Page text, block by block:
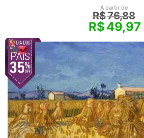
A partir de
R$76,88
R$49,97